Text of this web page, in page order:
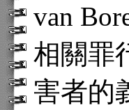
van
相關罪
害者的